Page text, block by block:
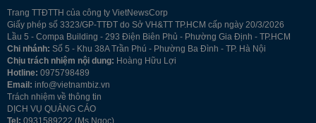
Trang TTĐTTH của công ty VietNewsCorp
Giấy phép số 3323/GP-TTĐT do Sở VH&TT TP.HCM cấp ngày 20/3/2026
Lầu 5 - Compa Building - 293 Điện Biên Phủ - Phường Gia Định - TP.HCM
Chi nhánh: Số 5 - Khu 38A Trần Phú - Phường Ba Đình - TP. Hà Nội
Chịu trách nhiệm nội dung: Hoàng Hữu Lợi
Hotline: 0975798489
Email: info@vietnambiz.vn
Trách nhiệm về thông tin
DỊCH VỤ QUẢNG CÁO
Tel: 0931589222 (Ms Ngọc)